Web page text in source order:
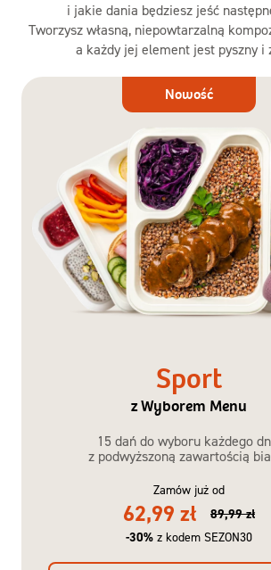
i jakie dania będziesz jeść
Tworzysz własną, niepowtarzalną
a każdy jej element jest pyszny i
Dieta
Nowość
Sport
z Wyborem Menu
15 dań do wyboru każdego
z podwyższoną zawartością
Zamów już od
62,99 zł
89,99 zł
-30% z kodem SEZON30